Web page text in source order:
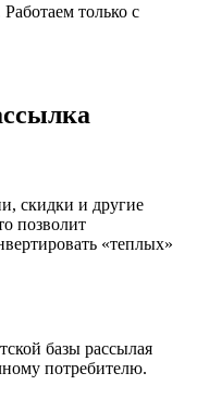
только с
скидки и другие
позволит
«теплых»
базы рассылая
потребителю.